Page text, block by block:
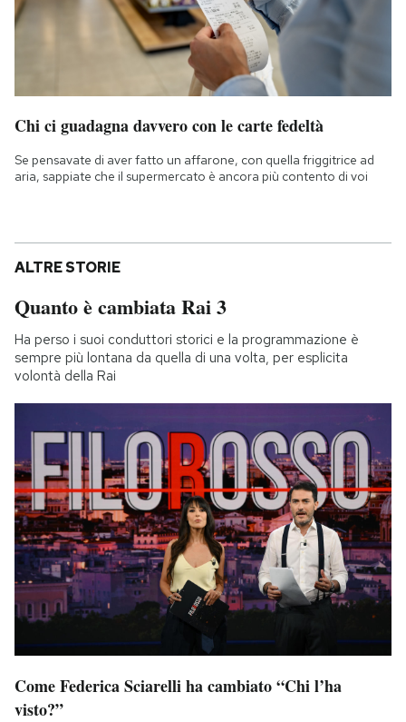
Chi ci guadagna davvero con le carte fedeltà
Se pensavate di aver fatto un affarone, con quella friggitrice ad
aria, sappiate che il supermercato è ancora più contento di voi
ALTRE STORIE
Quanto è cambiata Rai 3
Ha perso i suoi conduttori storici e la programmazione è
sempre più lontana da quella di una volta, per esplicita
volontà della Rai
Come Federica Sciarelli ha cambiato “Chi l’ha
visto?”